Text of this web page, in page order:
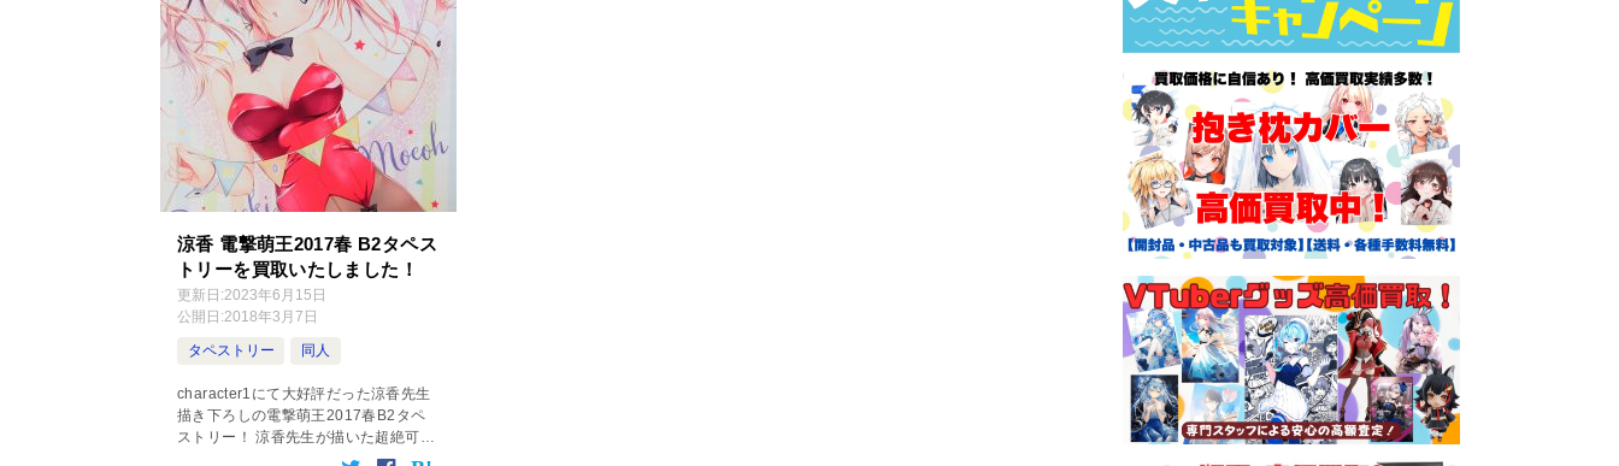
涼香 電撃萌王2017春 B2タペス
トリーを買取いたしました！
更新日:2023年6月15日
公開日:2018年3月7日
タペストリー 同人
character1にて大好評だった涼香先生
描き下ろしの電撃萌王2017春B2タペ
ストリー！ 涼香先生が描いた超絶可愛
いバニーの衣装に包んだ美少女が電撃